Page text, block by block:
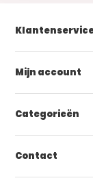
Mijn account
Categorieën
Contact